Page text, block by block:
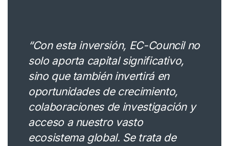
“Con esta inversión, EC-Council no
solo aporta capital significativo,
sino que también invertirá en
oportunidades de crecimiento,
colaboraciones de investigación y
acceso a nuestro vasto
ecosistema global. Se trata de